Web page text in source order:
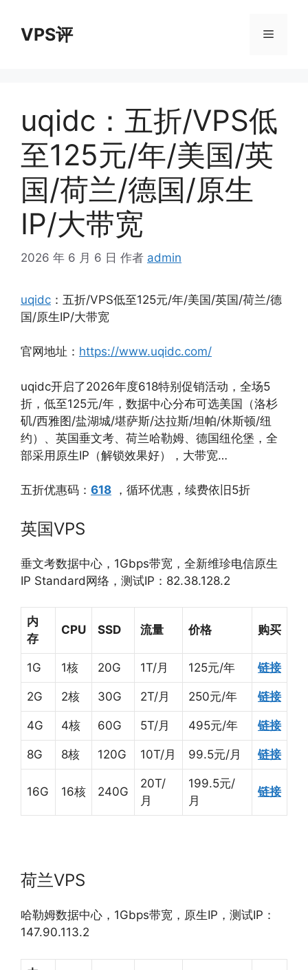
VPS评 菜
uqidc：五折/VPS低
至125元/年/美国/英
国/荷兰/德国/原生
IP/大带宽
2026 年 6 月 6 日 作者 admin
uqidc ：五折/VPS低至125元/年/美国/英国/荷兰/德
国/原生IP/大带宽
官网地址： https://www.uqidc.com/
uqidc开启了2026年度618特别促销活动，全场5
折，低至125元/年，数据中心分布可选美国（洛杉
矶/西雅图/盐湖城/堪萨斯/达拉斯/坦帕/休斯顿/纽
约）、英国垂文考、荷兰哈勒姆、德国纽伦堡，全
部采用原生IP（解锁效果好），大带宽…
五折优惠码： 618 ，循环优惠，续费依旧5折
英国VPS
垂文考数据中心，1Gbps带宽，全新维珍电信原生
IP Standard网络，测试IP：82.38.128.2
内
存
CPU SSD 流量 价格 购买
1G 1核 20G 1T/月 125元/年 链接
2G 2核 30G 2T/月 250元/年 链接
4G 4核 60G 5T/月 495元/年 链接
8G 8核 120G 10T/月 99.5元/月 链接
16G 16核 240G
20T/
月
199.5元/
月
链接
荷兰VPS
哈勒姆数据中心，1Gbps带宽，原生IP，测试IP：
147.90.113.2